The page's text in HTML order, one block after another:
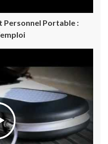
Personnel Portable :